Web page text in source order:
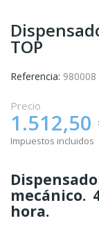
TOP
Referencia: 980008
Precio
1.512,50
Impuestos incluidos
mecánico.
hora.